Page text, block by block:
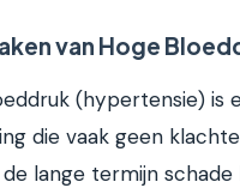
van Hoge
(hypertensie) is
die vaak geen
lange termijn schade